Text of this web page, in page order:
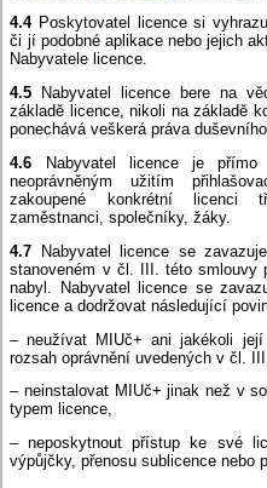
4.4Poskytovatel licence si
či jí podobné aplikace nebo jejich
Nabyvatele licence.
4.5 Nabyvatel licence bere na
základě licence, nikoli na základě
ponechává veškerá práva
4.6
Nabyvatel licence je přímo
neoprávněným užitím
zakoupené konkrétní licenci
zaměstnanci, společníky, žáky.
4.7 Nabyvatel licence se
stanoveném v čl. III. této smlouvy
nabyl. Nabyvatel licence se
licence a dodržovat následující
– neužívat MIUč+ ani jakékoli
rozsah oprávnění uvedených v čl.
– neinstalovat MIUč+ jinak než v
typem licence,
– neposkytnout přístup ke své
výpůjčky, přenosu sublicence nebo